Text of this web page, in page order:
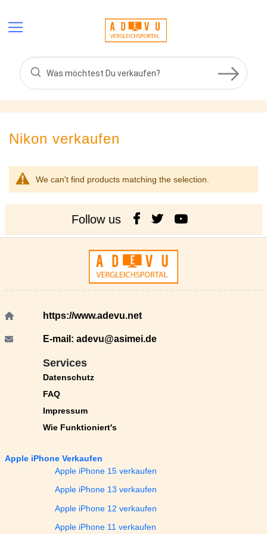
Nikon verkaufen
We can't find products matching the selection.
Follow us
https://www.adevu.net
E-mail:adevu@asimei.de
Services
Datenschutz
FAQ
Impressum
Wie Funktioniert's
Apple iPhone Verkaufen
Apple iPhone 15 verkaufen
Apple iPhone 13 verkaufen
Apple iPhone 12 verkaufen
Apple iPhone 11 verkaufen